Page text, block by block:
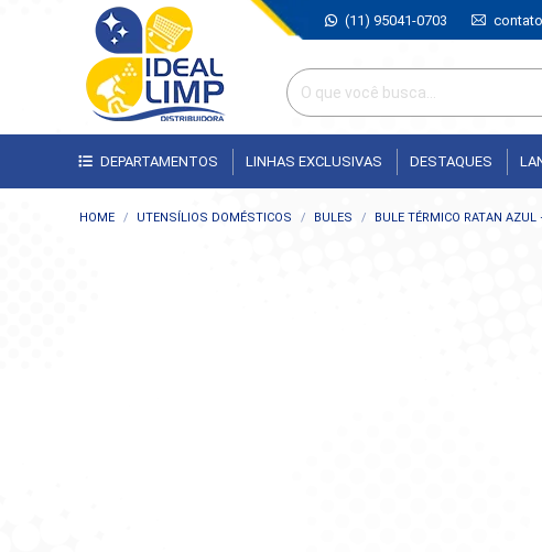
(11) 95041-0703
DEPARTAMENTOS LINHAS EXCLUSIVAS DESTAQUES
Você está aqui:
HOME UTENSÍLIOS DOMÉSTICOS BULES BULE TÉRMICO RATAN